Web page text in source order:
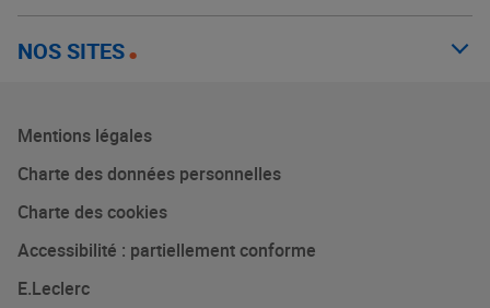
NOS SITES
Mentions légales
Charte des données personnelles
Charte des cookies
Accessibilité : partiellement conforme
E.Leclerc